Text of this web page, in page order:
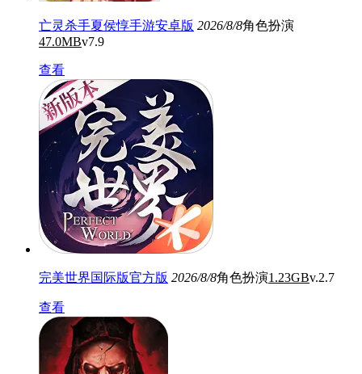
亡灵杀手夏侯惇手游安卓版 2026/8/8角色扮演
47.0MBv7.9
查看
完美世界国际版官方版 2026/8/8角色扮演1.23GBv.2.7
查看